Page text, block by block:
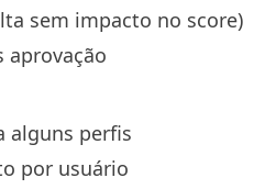
sem impacto no score)
aprovação
alguns perfis
por usuário